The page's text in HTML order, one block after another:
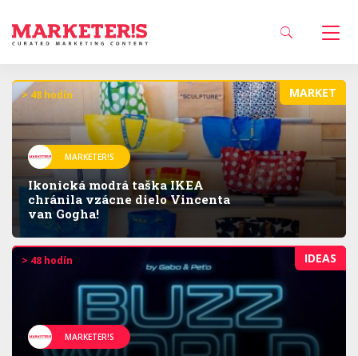
MARKET
> 48 hodín
MARKETER!S
Ikonická modrá taška IKEA
chránila vzácne dielo Vincenta
van Gogha!
IDEAS
> 48 hodín
MARKETER!S